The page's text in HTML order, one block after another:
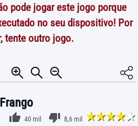
pode jogar este jogo porque
no seu dispositivo! Por
tente outro jogo.
40 mil 8,6 mil